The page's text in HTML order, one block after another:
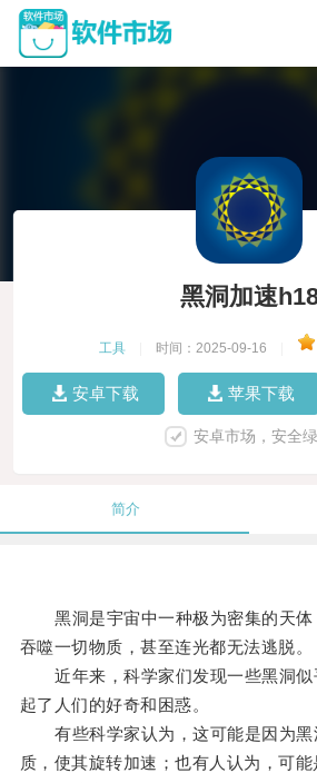
黑洞加速
工具 时间：2025-09-16
安卓下载 苹果下载
安卓市场，安全
简介
黑洞是宇宙中一种极为密集的天体
吞噬一切物质，甚至连光都无法逃脱。
近年来，科学家们发现一些黑洞似
起了人们的好奇和困惑。
有些科学家认为，这可能是因为黑
质，使其旋转加速；也有人认为，可